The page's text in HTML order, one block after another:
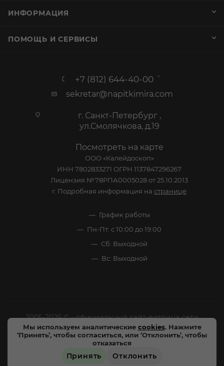
Мы используем аналитические cookies. Нажмите
‘Принять’, чтобы согласиться, или ‘Отклонить’, чтобы
отказаться
Принять Отклонить
ИНФОРМАЦИЯ
ПОМОЩЬ И СЕРВИСЫ
+7 (812) 644-40-00
sekretar@napitkimira.com
г. Санкт-Петербург ,
ул.Смолячкова, д.19
Посмотреть на карте
ООО «Калейдоскоп»
ИНН 7802833271 ОГРН 1137847296267
Лицензия №78РПА0005028 от 25.10.2013
г. Подробная информация на странице
График работы
Пн-Пт: с 10:00 до 19:00
Сб: Выходной
Вс: Выходной
2005-2026 © - официальный сайт-витрина сети
специализированных напитков "Калейдоскоп Напитков
Мира". Все права защищены.